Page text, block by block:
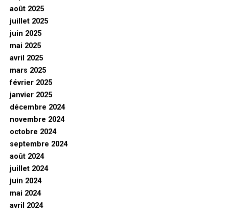
août 2025
juillet 2025
juin 2025
mai 2025
avril 2025
mars 2025
février 2025
janvier 2025
décembre 2024
novembre 2024
octobre 2024
septembre 2024
août 2024
juillet 2024
juin 2024
mai 2024
avril 2024